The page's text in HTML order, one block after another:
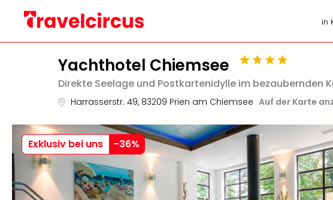
in
Yachthotel Chiemsee
Direkte Seelage und Postkartenidylle im bezaubernden
Harrasserstr. 49, 83209 Prien am Chiemsee Auf der Karte
Exklusiv bei uns -36%